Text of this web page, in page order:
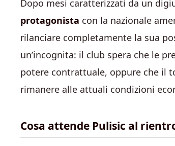
Dopo mesi caratterizzati da un
protagonista con la nazionale
rilanciare completamente la sua
un’incognita: il club spera che le
potere contrattuale, oppure che il
rimanere alle attuali condizioni
Cosa attende Pulisic al